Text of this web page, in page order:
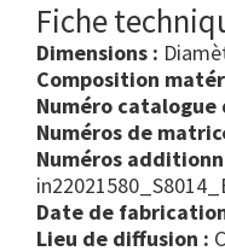
Fiche
Dimensions :
Composition
Numéro
Numéros de
Numéros
Date de
Lieu de diffusion :